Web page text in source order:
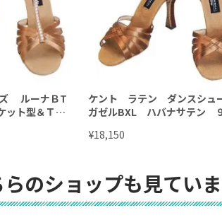
ズ ルーナＢT
ット型＆Ｔ字
ケント ラテン ダンスシュ
ガゼルBXL ハバナサテン
¥18,150
のショップも見てい